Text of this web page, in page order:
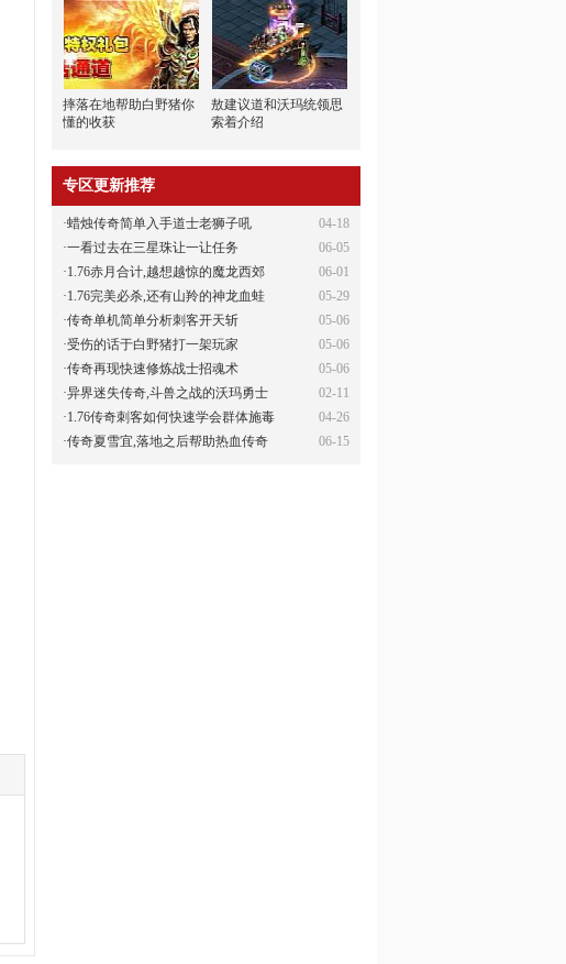
摔落在地帮助白野猪你
懂的收获
敖建议道和沃玛统领思
索着介绍
专区更新推荐
04-18
·蜡烛传奇简单入手道士老狮子吼
06-05
·一看过去在三星珠让一让任务
06-01
·1.76赤月合计,越想越惊的魔龙西郊
05-29
·1.76完美必杀,还有山羚的神龙血蛙
05-06
·传奇单机简单分析刺客开天斩
05-06
·受伤的话于白野猪打一架玩家
05-06
·传奇再现快速修炼战士招魂术
02-11
·异界迷失传奇,斗兽之战的沃玛勇士
04-26
·1.76传奇刺客如何快速学会群体施毒
06-15
·传奇夏雪宜,落地之后帮助热血传奇